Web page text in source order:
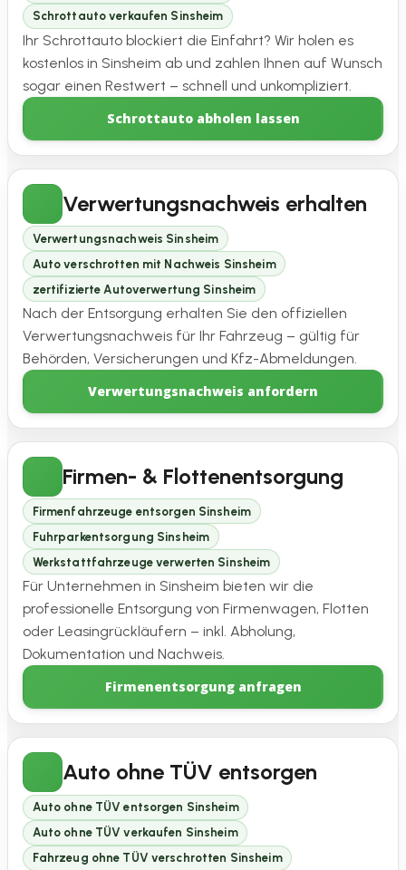
Schrottauto verkaufen Sinsheim
Ihr Schrottauto blockiert die Einfahrt? Wir holen es
kostenlos in Sinsheim ab und zahlen Ihnen auf Wunsch
sogar einen Restwert – schnell und unkompliziert.
Schrottauto abholen lassen
Verwertungsnachweis erhalten
Verwertungsnachweis Sinsheim
Auto verschrotten mit Nachweis Sinsheim
zertifizierte Autoverwertung Sinsheim
Nach der Entsorgung erhalten Sie den offiziellen
Verwertungsnachweis für Ihr Fahrzeug – gültig für
Behörden, Versicherungen und Kfz-Abmeldungen.
Verwertungsnachweis anfordern
Firmen- & Flottenentsorgung
Firmenfahrzeuge entsorgen Sinsheim
Fuhrparkentsorgung Sinsheim
Werkstattfahrzeuge verwerten Sinsheim
Für Unternehmen in Sinsheim bieten wir die
professionelle Entsorgung von Firmenwagen, Flotten
oder Leasingrückläufern – inkl. Abholung,
Dokumentation und Nachweis.
Firmenentsorgung anfragen
Auto ohne TÜV entsorgen
Auto ohne TÜV entsorgen Sinsheim
Auto ohne TÜV verkaufen Sinsheim
Fahrzeug ohne TÜV verschrotten Sinsheim